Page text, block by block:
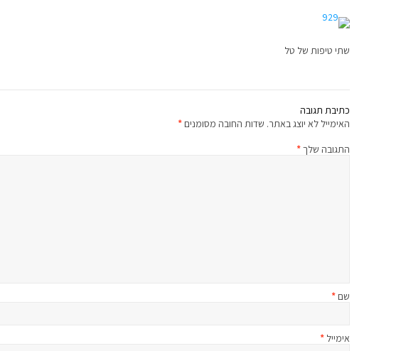
שתי טיפות של טל
כתיבת תגובה
האימייל לא יוצג באתר. שדות החובה מסומנים*
התגובה שלך*
שם*
אימייל *